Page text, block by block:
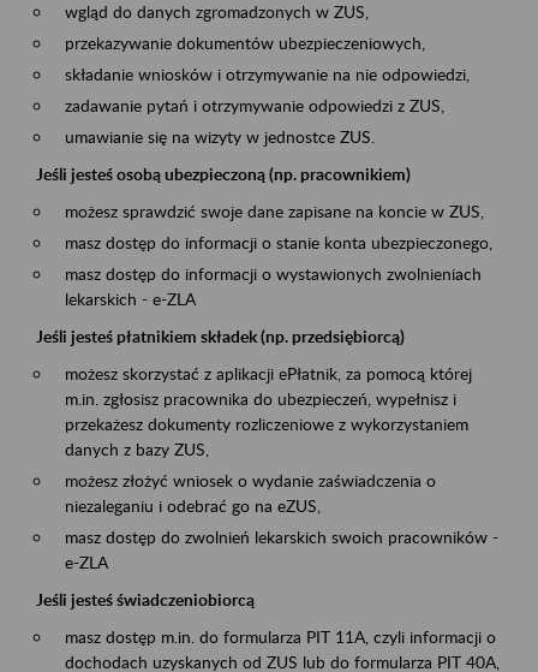
wgląd do danych zgromadzonych w ZUS,
przekazywanie dokumentów ubezpieczeniowych,
składanie wniosków i otrzymywanie na nie odpowiedzi,
zadawanie pytań i otrzymywanie odpowiedzi z ZUS,
umawianie się na wizyty w jednostce ZUS.
Jeśli jesteś osobą ubezpieczoną (np. pracownikiem)
możesz sprawdzić swoje dane zapisane na koncie w ZUS,
masz dostęp do informacji o stanie konta ubezpieczonego,
masz dostęp do informacji o wystawionych zwolnieniach
lekarskich - e-ZLA
Jeśli jesteś płatnikiem składek (np. przedsiębiorcą)
możesz skorzystać z aplikacji ePłatnik, za pomocą której
m.in. zgłosisz pracownika do ubezpieczeń, wypełnisz i
przekażesz dokumenty rozliczeniowe z wykorzystaniem
danych z bazy ZUS,
możesz złożyć wniosek o wydanie zaświadczenia o
niezaleganiu i odebrać go na eZUS,
masz dostęp do zwolnień lekarskich swoich pracowników -
e-ZLA
Jeśli jesteś świadczeniobiorcą
masz dostęp m.in. do formularza PIT 11A, czyli informacji o
dochodach uzyskanych od ZUS lub do formularza PIT 40A,